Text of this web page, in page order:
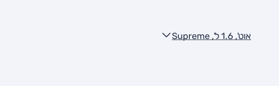
אוט', 1.6 ל', Supreme